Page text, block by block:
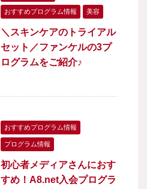
おすすめプログラム情報 美容
＼スキンケアのトライアル
セット／ファンケルの3プ
ログラムをご紹介♪
おすすめプログラム情報
プログラム情報
初心者メディアさんにおす
すめ！A8.net入会プログラ